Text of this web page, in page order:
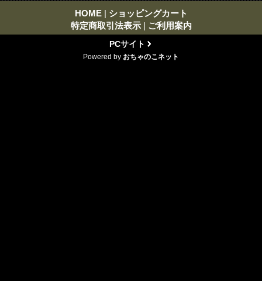
HOME | ショッピングカート
特定商取引法表示 | ご利用案内
PCサイト
Powered by おちゃのこネット